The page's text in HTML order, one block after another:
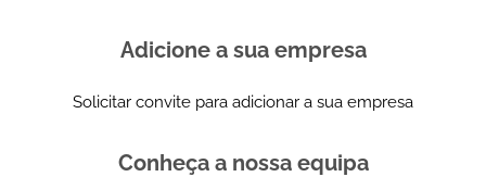
Adicione a sua empresa
Solicitar convite para adicionar a sua empresa
Conheça a nossa equipa